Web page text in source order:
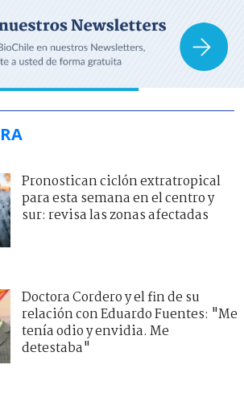
Pronostican ciclón extratropical
para esta semana en el centro y
sur: revisa las zonas afectadas
Doctora Cordero y el fin de su
relación con Eduardo Fuentes: "Me
tenía odio y envidia. Me
detestaba"